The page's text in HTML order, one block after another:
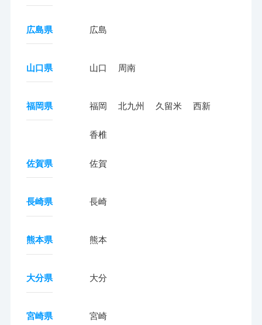
広島県 広島
山口県 山口 周南
福岡県 福岡 北九州 久留米 西新
香椎
佐賀県 佐賀
長崎県 長崎
熊本県 熊本
大分県 大分
宮崎県 宮崎